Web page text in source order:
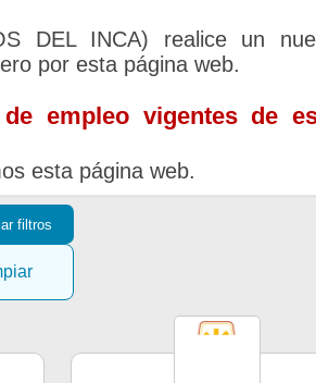
DEL INCA) realice un
por esta página web.
empleo vigentes de
esta página web.
filtros